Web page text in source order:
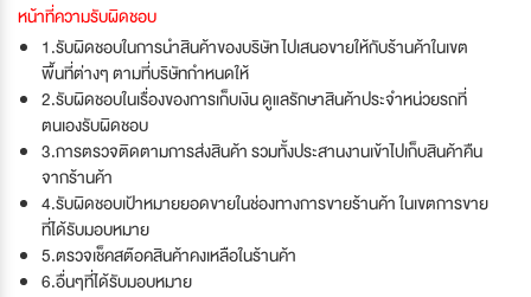
หน้าที่ความรับผิดชอบ
1.รับผิดชอบในการนำสินค้าของบริษัท ไปเสนอขายให้กับร้านค้าในเขต
พื้นที่ต่างๆ ตามที่บริษัทกำหนดให้
2.รับผิดชอบในเรื่องของการเก็บเงิน ดูแลรักษาสินค้าประจำหน่วยรถที่
ตนเองรับผิดชอบ
3.การตรวจติดตามการส่งสินค้า รวมทั้งประสานงานเข้าไปเก็บสินค้าคืน
จากร้านค้า
4.รับผิดชอบเป้าหมายยอดขายในช่องทางการขายร้านค้า ในเขตการขาย
ที่ได้รับมอบหมาย
5.ตรวจเช็คสต๊อคสินค้าคงเหลือในร้านค้า
6.อื่นๆที่ได้รับมอบหมาย